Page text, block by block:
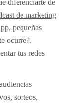
diferenciarte de
de marketing
pequeñas
ocurre?.
tus redes
sorteos,